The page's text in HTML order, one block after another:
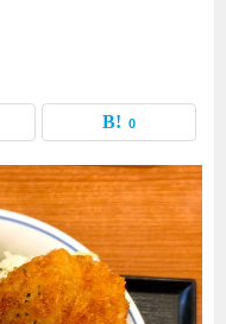
0